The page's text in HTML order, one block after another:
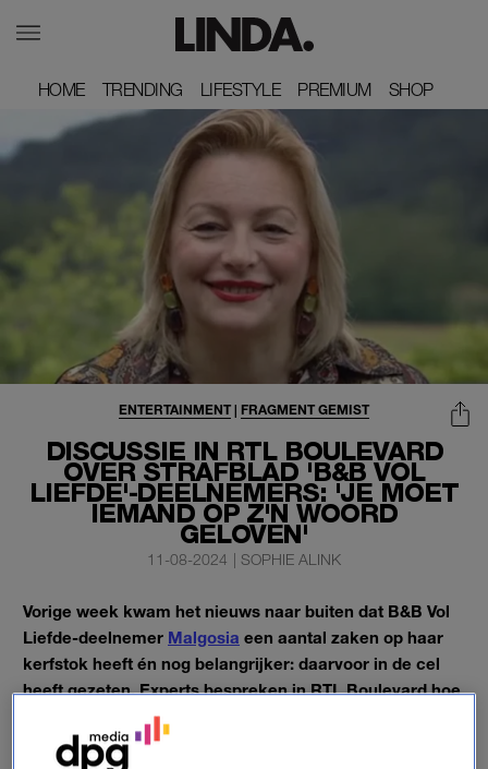
HOME
HOME TRENDING
TRENDING LIFESTYLE
LIFESTYLE PREMIUM
PREMIUM SHOP
SHOP
DISCUSSIE IN RTL BOULEVARD
OVER STRAFBLAD 'B&B VOL
LIEFDE'-DEELNEMERS: 'JE MOET
IEMAND OP Z'N WOORD
GELOVEN'
ENTERTAINMENT | FRAGMENT GEMIST
11-08-2024 | SOPHIE ALINK
Vorige week kwam het nieuws naar buiten dat B&B Vol
Liefde-deelnemer Malgosia een aantal zaken op haar
kerfstok heeft én nog belangrijker: daarvoor in de cel
heeft gezeten. Experts bespreken in RTL Boulevard hoe
het kan dat zij door de toch wel strenge
selectieprocedure heen glipte.